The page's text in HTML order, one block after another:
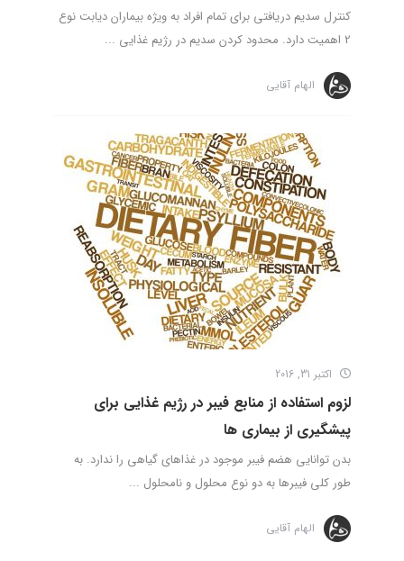
کنترل سدیم دریافتی برای تمام افراد به ویژه بیماران دیابت نوع
2 اهمیت دارد. محدود کردن سدیم در رژیم غذایی ...
الهام آقایی
اکتبر 31, 2016
لزوم استفاده از منابع فیبر در رژیم غذایی برای
پیشگیری از بیماری ها
بدن توانایی هضم فیبر موجود در غذاهای گیاهی را ندارد. به
طور کلی فیبرها به دو نوع محلول و نامحلول ...
الهام آقایی